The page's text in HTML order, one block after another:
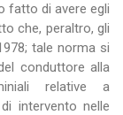
fatto di avere egli
che, peraltro, gli
tale norma si
conduttore alla
relative a
intervento nelle